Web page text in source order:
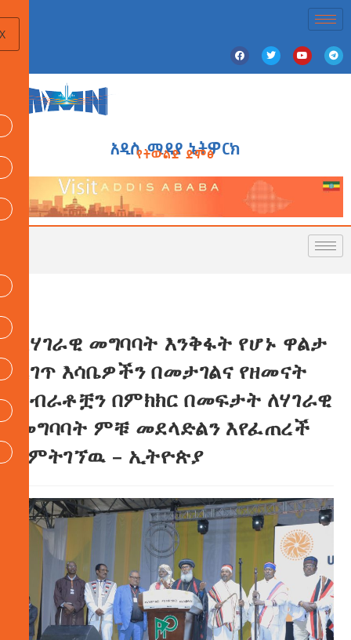
አዲስ ሚዲያ ኔትዎርክ
የትውልድ ድምፅ
ለሃገራዊ መግባባት እንቅፋት የሆኑ ዋልታ
ረገጥ እሳቤዎችን በመታገልና የዘመናት
ስብራቶቿን በምክክር በመፍታት ለሃገራዊ
መግባባት ምቹ መደላድልን እየፈጠረች
የምትገኘዉ – ኢትዮጵያ